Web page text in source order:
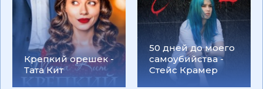
Крепкий орешек -
Тата Кит
50 дней до моего
самоубийства -
Стейс Крамер